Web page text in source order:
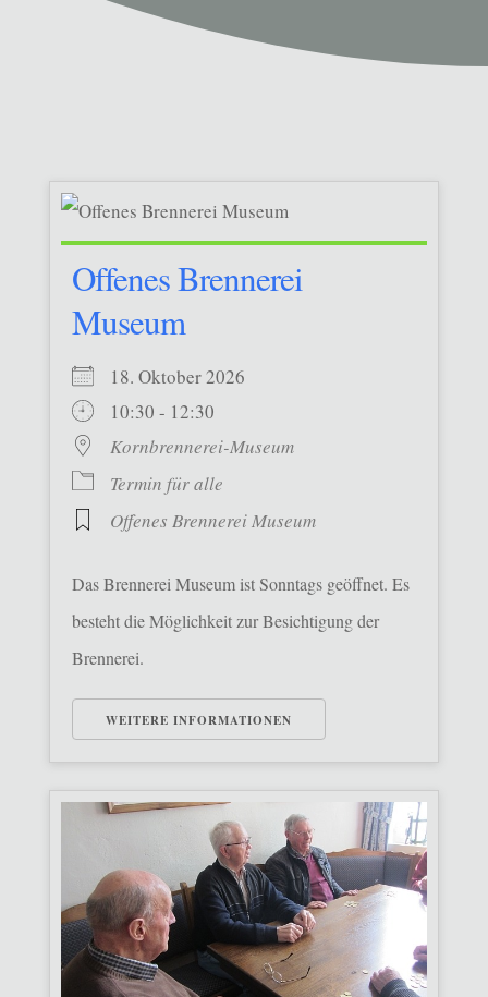
Offenes Brennerei
Museum
18. Oktober 2026
10:30 - 12:30
Kornbrennerei-Museum
Termin für alle
Offenes Brennerei Museum
Das Brennerei Museum ist Sonntags geöffnet. Es
besteht die Möglichkeit zur Besichtigung der
Brennerei.
WEITERE INFORMATIONEN